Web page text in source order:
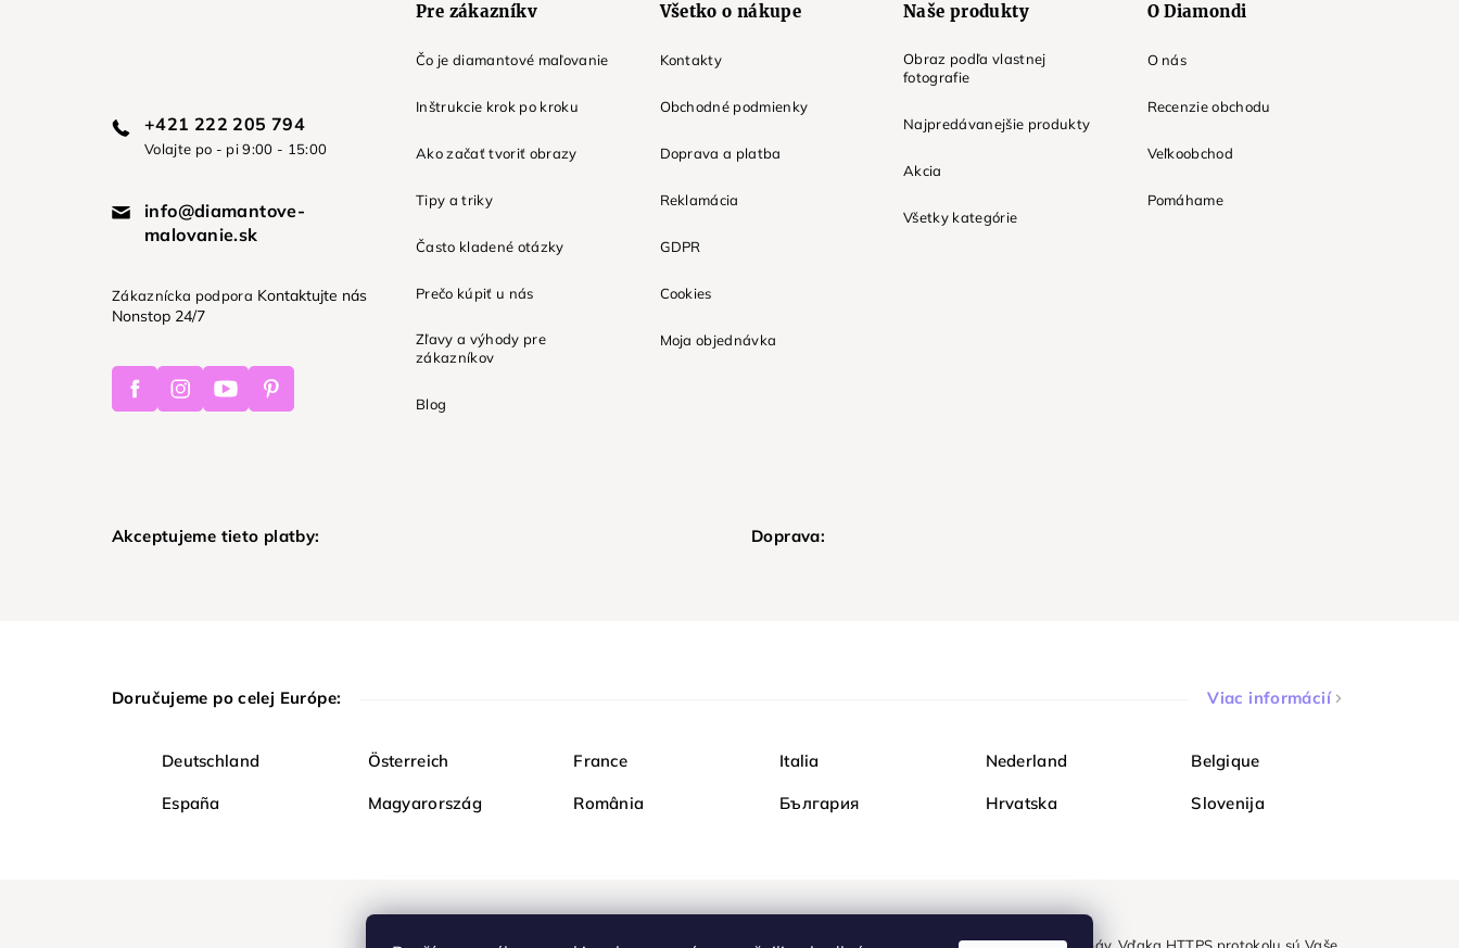
+421 222 205 794
Volajte po - pi 9:00 - 15:00
info@diamantove-
malovanie.sk
Zákaznícka podpora Kontaktujte nás
Nonstop 24/7
FacebookInstagramYoutubePinterest
Pre zákazníkv
Čo je diamantové maľovanie
Inštrukcie krok po kroku
Ako začať tvoriť obrazy
Tipy a triky
Často kladené otázky
Prečo kúpiť u nás
Zľavy a výhody pre
zákazníkov
Blog
Všetko o nákupe
Kontakty
Obchodné podmienky
Doprava a platba
Reklamácia
GDPR
Cookies
Moja objednávka
Naše produkty
Obraz podľa vlastnej
fotografie
Najpredávanejšie produkty
Akcia
Všetky kategórie
O Diamondi
O nás
Recenzie obchodu
Veľkoobchod
Pomáhame
Akceptujeme tieto platby: Doprava:
Doručujeme po celej Európe: Viac informácií
Deutschland Österreich France Italia Nederland Belgique
España Magyarország România България Hrvatska Slovenija